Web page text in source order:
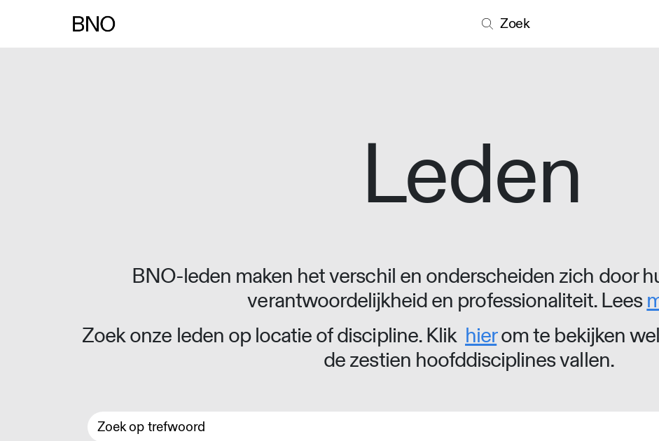
Zoek
Leden
BNO-leden maken het verschil en onderscheiden zich door
verantwoordelijkheid en professionaliteit. Lees
Zoek onze leden op locatie of discipline. Klik hierom te bekijken
de zestien hoofddisciplines vallen.